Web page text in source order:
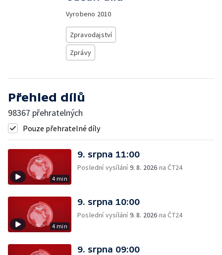
Vyrobeno 2010
Zpravodajství
Zprávy
Přehled dílů
98367 přehratelných
Pouze přehratelné díly
4 min
9. srpna 11:00
Poslední vysílání9. 8. 2026 na ČT24
4 min
9. srpna 10:00
Poslední vysílání9. 8. 2026 na ČT24
9. srpna 09:00